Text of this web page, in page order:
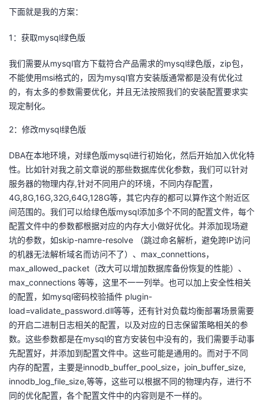
堂
我
的
课
我
的
我
验
收
的
技
术
我
的
云
议
下面就是我的方案：
1：获取mysql绿色版
我们需要从mysql官方下载符合产品需求的mysql绿色版，zip包，
不能使用msi格式的，因为mysql官方安装版通常都是没有优化过
的，有太多的参数需要优化，并且无法按照我们的安装配置要求实
现定制化。
2：修改mysql绿色版
DBA在本地环境，对绿色版mysql进行初始化，然后开始加入优化特
性。比如针对我之前文章说的那些数据库优化参数，我们可以针对
服务器的物理内存,针对不同用户的环境，不同内存配置，
4G,8G,16G,32G,64G,128G等，其它内存的都可以算作这个附近区
间范围的。我们可以给绿色版mysql添加多个不同的配置文件，每个
配置文件中的参数都根据对应的内存大小做好优化。并添加现场避
坑的参数，如skip-namre-resolve （跳过命名解析，避免跨IP访问
的机器无法解析域名而访问不了）、max_connettions，
max_allowed_packet（改大可以增加数据库备份恢复的性能）、
max_connections 等等，这里不一一列举。也可以加上安全性相关
的配置，如mysql密码校验插件 plugin-
load=validate_password.dll等等，还有针对负载均衡部署场景需要
的开启二进制日志相关的配置，以及对应的日志保留策略相关的参
数。这些参数都是在mysql的官方安装包中没有的，我们需要手动事
先配置好，并添加到配置文件中。这些可能是通用的。而对于不同
内存的配置，主要是innodb_buffer_pool_size，join_buffer_size,
innodb_log_file_size,等等，这些可以根据不同的物理内存，进行不
同的优化配置，各个配置文件中的内容则是不一样的。